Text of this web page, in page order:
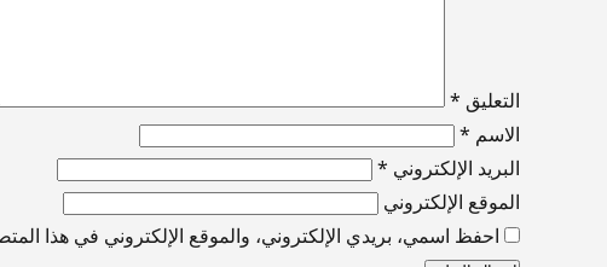
التعليق *
الاسم *
البريد الإلكتروني *
الموقع الإلكتروني
احفظ اسمي، بريدي الإلكتروني، والموقع الإلكتروني في هذا